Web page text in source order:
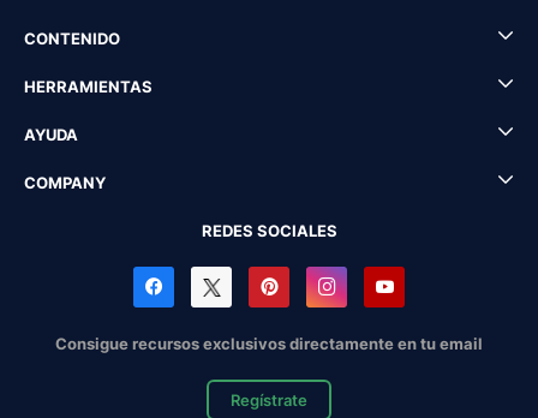
CONTENIDO
HERRAMIENTAS
AYUDA
COMPANY
REDES SOCIALES
Consigue recursos exclusivos directamente en tu email
Regístrate